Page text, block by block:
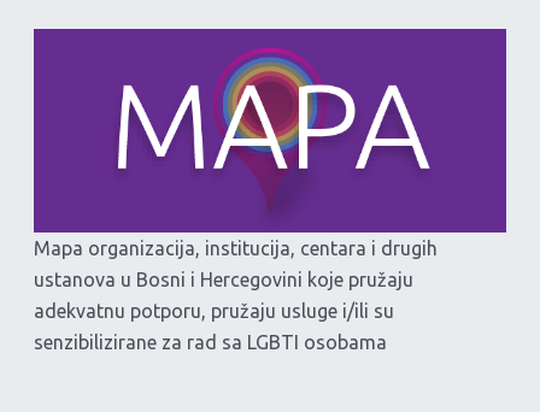
Mapa organizacija, institucija, centara i drugih
ustanova u Bosni i Hercegovini koje pružaju
adekvatnu potporu, pružaju usluge i/ili su
senzibilizirane za rad sa LGBTI osobama